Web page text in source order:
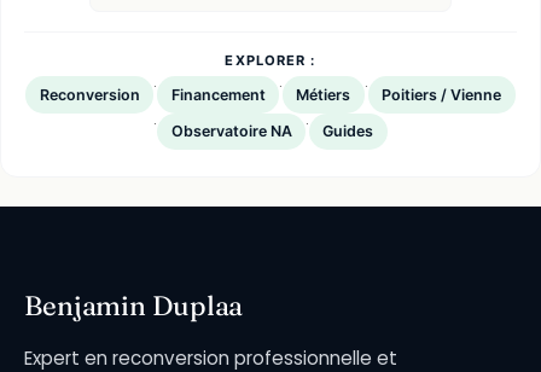
EXPLORER :
Reconversion · Financement · Métiers · Poitiers / Vienne
· Observatoire NA · Guides
Benjamin Duplaa
Expert en reconversion professionnelle et